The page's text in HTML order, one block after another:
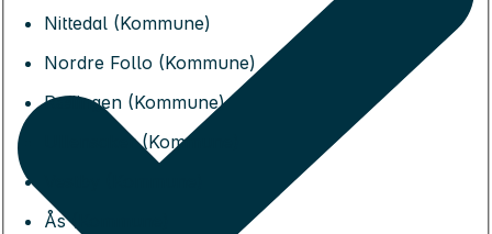
Nittedal (Kommune)
Nordre Follo (Kommune)
Rælingen (Kommune)
Ullensaker (Kommune)
Ås (Kommune)